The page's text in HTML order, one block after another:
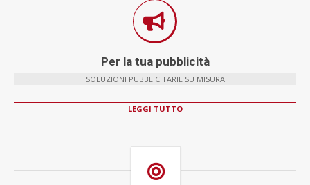
Per la tua pubblicità
SOLUZIONI PUBBLICITARIE SU MISURA
LEGGI TUTTO